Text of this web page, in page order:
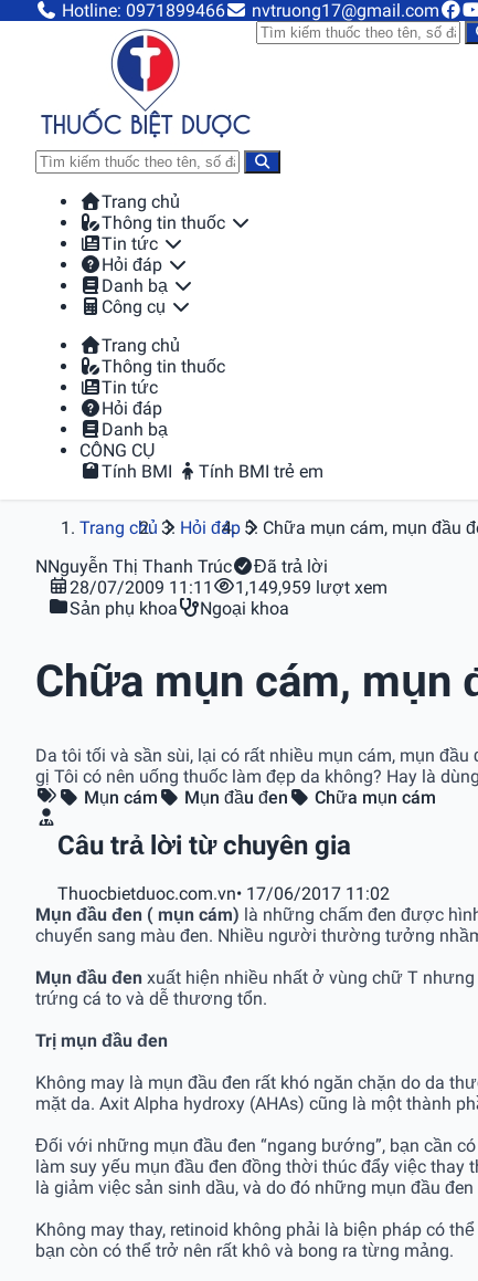
Hotline: 0971899466 nvtruong17@gmail.com
Trang chủ
Thông tin thuốc
Tin tức
Hỏi đáp
Danh bạ
Công cụ
Trang chủ
Thông tin thuốc
Tin tức
Hỏi đáp
Danh bạ
CÔNG CỤ
Tính BMI
Tính BMI trẻ em
Trang chủ Hỏi đáp
Chữa mụn cám, mụn đầu
NNguyễn Thị Thanh Trúc
Đã trả lời
28/07/2009 11:11
1,149,959 lượt xem
Sản phụ khoa
Ngoại khoa
Chữa mụn cám, mụn
Da tôi tối và sần sùi, lại có rất nhiều mụn cám, mụn
gị Tôi có nên uống thuốc làm đẹp da không? Hay là
Mụn cám
Mụn đầu đen Chữa mụn cám
Câu trả lời từ chuyên gia
Thuocbietduoc.com.vn• 17/06/2017 11:02
Mụn đầu đen ( mụn cám) là những chấm đen được
chuyển sang màu đen. Nhiều người thường tưởng
Mụn đầu đen xuất hiện nhiều nhất ở vùng chữ T
trứng cá to và dễ thương tổn.
Trị mụn đầu đen
Không may là mụn đầu đen rất khó ngăn chặn do da
mặt da. Axit Alpha hydroxy (AHAs) cũng là một thành
Đối với những mụn đầu đen “ngang bướng”, bạn cần
làm suy yếu mụn đầu đen đồng thời thúc đẩy việc
là giảm việc sản sinh dầu, và do đó những mụn đầu
Không may thay, retinoid không phải là biện pháp có
bạn còn có thể trở nên rất khô và bong ra từng mảng.